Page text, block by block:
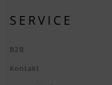
SERVICE
B2B
Kontakt